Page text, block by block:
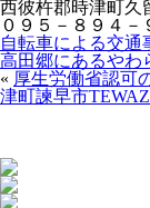
西彼杵郡時津町久
０９５－８９４－
自転車による交
高田郷にあるやわ
« 厚生労働省認可
津町諫早市